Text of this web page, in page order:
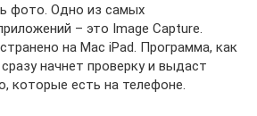
фото. Одно из самых
– это Image Capture.
на Mac iPad. Программа, как
начнет проверку и выдаст
которые есть на телефоне.